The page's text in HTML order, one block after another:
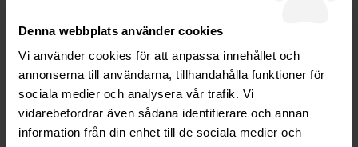
Denna webbplats använder cookies
Vi använder cookies för att anpassa innehållet och
annonserna till användarna, tillhandahålla funktioner för
sociala medier och analysera vår trafik. Vi
vidarebefordrar även sådana identifierare och annan
information från din enhet till de sociala medier och
Veterinärklinik och
Friskvårdsbutik
Ordinarie öppettider
Måndag, Onsdag, Fredag kl08-16
Tisdag, Torsdag kl08-20